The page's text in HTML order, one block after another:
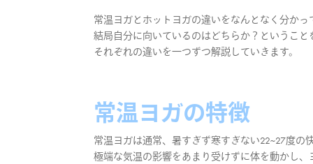
常温ヨガとホットヨガの違いをなんとなく分か
結局自分に向いているのはどちらか？というこ
それぞれの違いを一つずつ解説していきます。
常温ヨガの特徴
常温ヨガは通常、暑すぎず寒すぎない22~27度の
極端な気温の影響をあまり受けずに体を動かし